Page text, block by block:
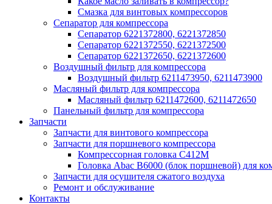
Смазка для винтовых компрессоров
Сепаратор для компрессора
Сепаратор 6221372800, 6221372850
Сепаратор 6221372550, 6221372500
Сепаратор 6221372650, 6221372600
Воздушный фильтр для компрессора
Воздушный фильтр 6211473950, 6211473900
Масляный фильтр для компрессора
Масляный фильтр 6211472600, 6211472650
Панельный фильтр для компрессора
Запчасти
Запчасти для винтового компрессора
Запчасти для поршневого компрессора
Компрессорная головка С412М
Головка Abac B6000 (блок поршневой) для
Запчасти для осушителя сжатого воздуха
Ремонт и обслуживание
Контакты